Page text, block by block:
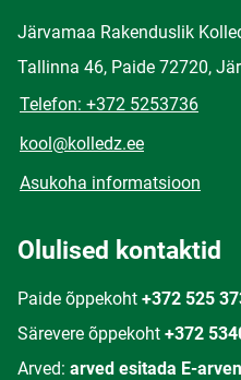
Järvamaa Rakenduslik
Tallinna 46, Paide 72720,
Telefon: +372 5253736
kool@kolledz.ee
Asukoha informatsioon
Olulised kontaktid
Paide õppekoht +372 525
Särevere õppekoht +372
Arved: arved esitada E-